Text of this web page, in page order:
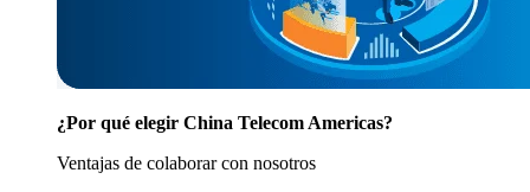
¿Por qué elegir China Telecom Americas?
Ventajas de colaborar con nosotros